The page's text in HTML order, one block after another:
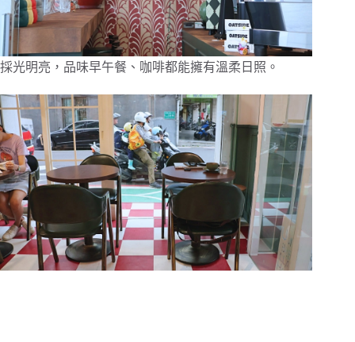
採光明亮，品味早午餐、咖啡都能擁有溫柔日照。